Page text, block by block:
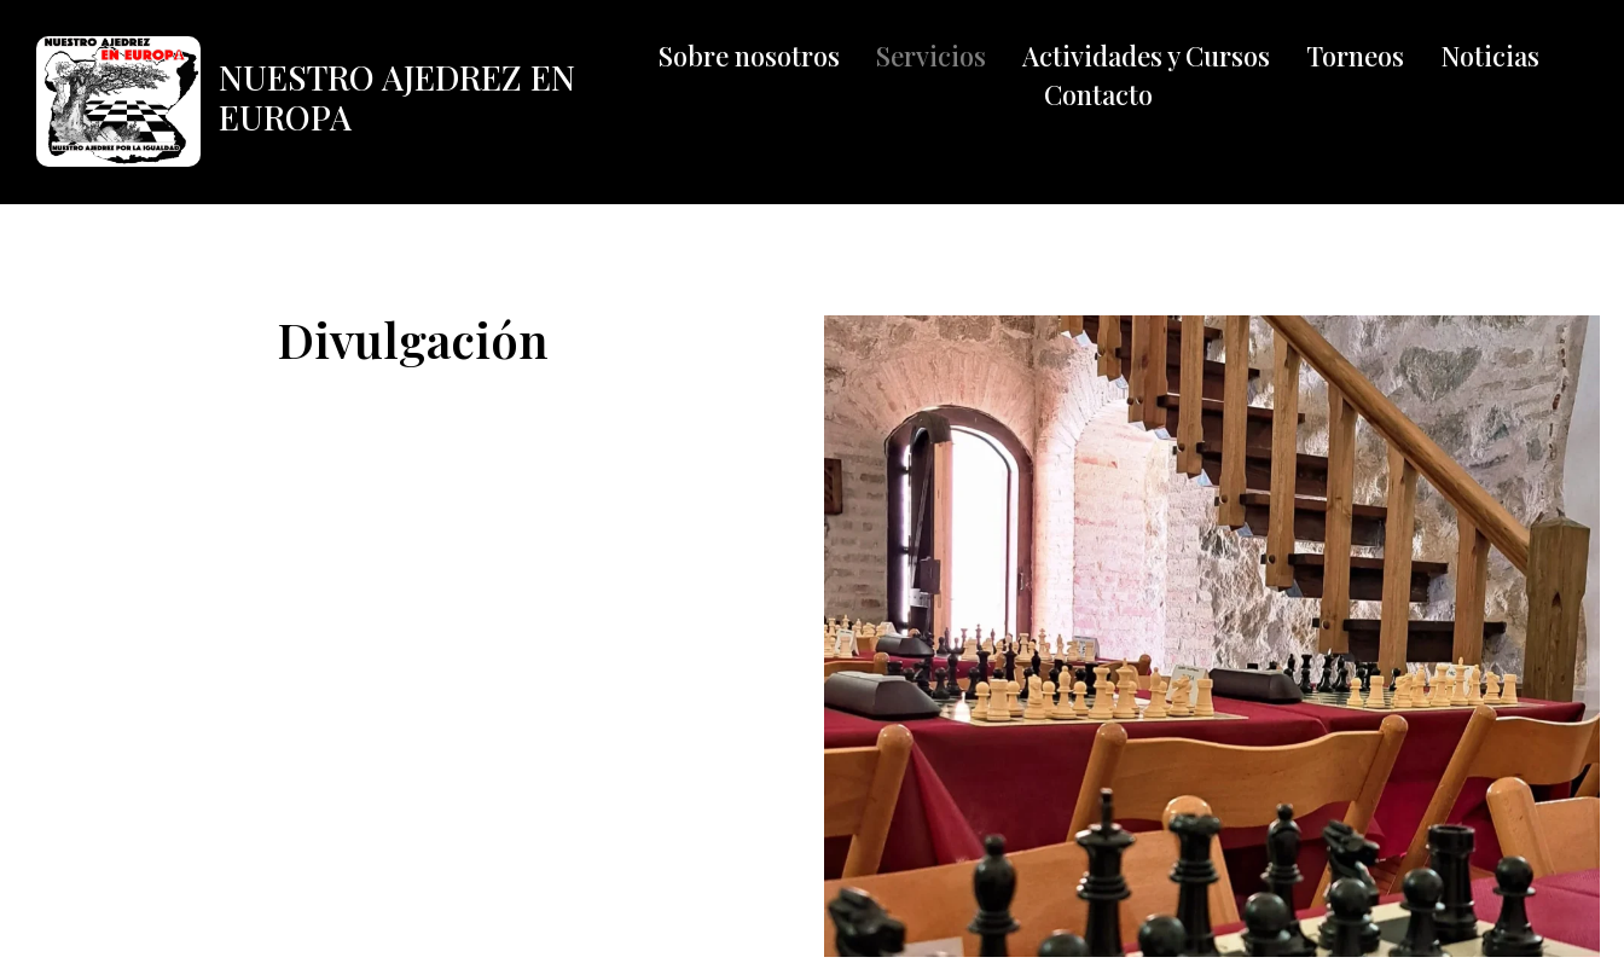
NUESTRO AJEDREZ EN
EUROPA
Sobre nosotros Servicios Actividades y Cursos Torneos
Noticias
Contacto
Divulgación